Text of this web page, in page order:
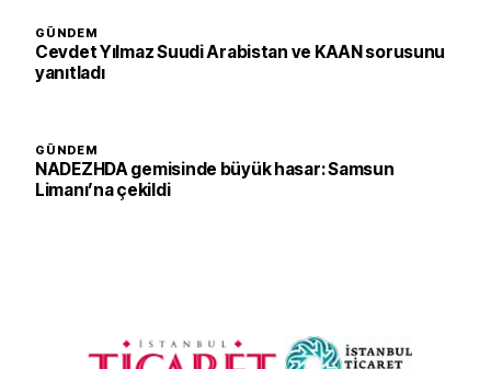
GÜNDEM
Cevdet Yılmaz Suudi Arabistan ve KAAN sorusunu
yanıtladı
GÜNDEM
NADEZHDA gemisinde büyük hasar: Samsun
Limanı’na çekildi